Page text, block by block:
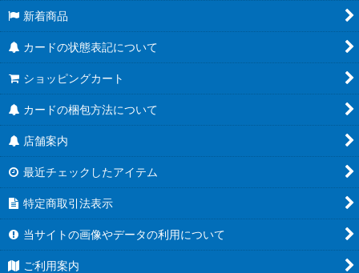
新着商品
カードの状態表記について
ショッピングカート
カードの梱包方法について
店舗案内
最近チェックしたアイテム
特定商取引法表示
当サイトの画像やデータの利用について
ご利用案内